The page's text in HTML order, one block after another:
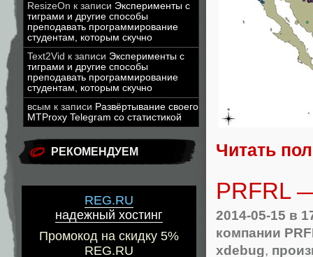
ResizeOn к записи Эксперименты с
тиграми и другие способы
преподавать программирование
студентам, которым скучно
Text2Vid к записи Эксперименты с
тиграми и другие способы
преподавать программирование
студентам, которым скучно
всым к записи Развёртывание своего
MTProxy Telegram со статистикой
РЕКОМЕНДУЕМ
REG.RU
надежный хостинг
Промокод на скидку 5%
REG.RU
Читать
PRFRL
2014-05-15 в
компании
xdebug,